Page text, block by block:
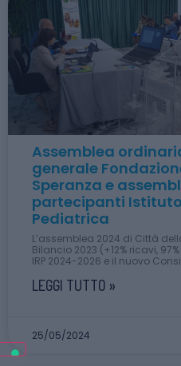
Assemblea
generale
Speranza e
partecipanti
Pediatrica
L’assemblea 2024 di Città
Bilancio 2023 (+12% ricavi,
IRP 2024-2026 e il nuovo
LEGGI TUTTO »
25/05/2024